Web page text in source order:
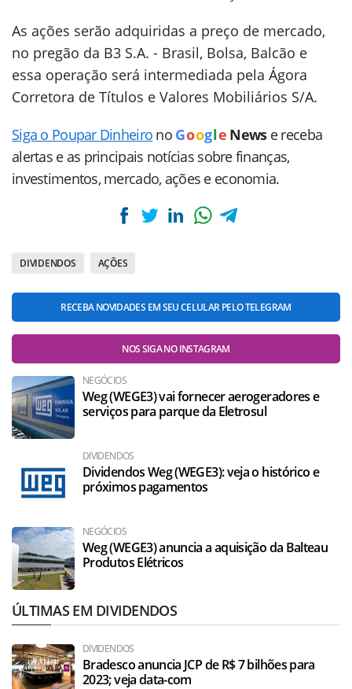
As ações serão adquiridas a preço de mercado,
no pregão da B3 S.A. - Brasil, Bolsa, Balcão e
essa operação será intermediada pela Ágora
Corretora de Títulos e Valores Mobiliários S/A.
Siga o Poupar Dinheiro no Goog le News e receba
alertas e as principais notícias sobre finanças,
investimentos, mercado, ações e economia.
DIVIDENDOS AÇÕES
RECEBA NOVIDADES EM SEU CELULAR PELO TELEGRAM
NOS SIGA NO INSTAGRAM
NEGÓCIOS
Weg (WEGE3) vai fornecer aerogeradores e
serviços para parque da Eletrosul
DIVIDENDOS
Dividendos Weg (WEGE3): veja o histórico e
próximos pagamentos
NEGÓCIOS
Weg (WEGE3) anuncia a aquisição da Balteau
Produtos Elétricos
ÚLTIMAS EM DIVIDENDOS
DIVIDENDOS
Bradesco anuncia JCP de R$ 7 bilhões para
2023; veja data-com